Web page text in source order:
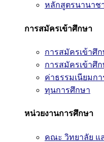
หลักสูตรนานาช
การสมัครเข้าศึกษา
การสมัครเข้า
การสมัครเข้าศึ
ค่าธรรมเนียมก
ทุนการศึกษา
หน่วยงานการศึกษา
คณะ วิทยาลัย แ